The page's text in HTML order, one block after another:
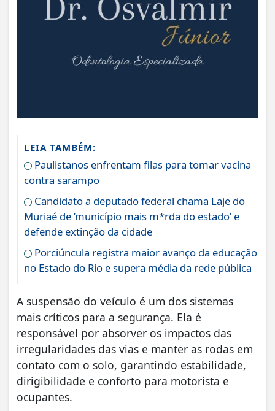
LEIA TAMBÉM:
Paulistanos enfrentam filas para tomar vacina
contra sarampo
Candidato a deputado federal chama Laje do
Muriaé de ‘município mais m*rda do estado’ e
defende extinção da cidade
Porciúncula registra maior avanço da educação
no Estado do Rio e supera média da rede pública
A suspensão do veículo é um dos sistemas
mais críticos para a segurança. Ela é
responsável por absorver os impactos das
irregularidades das vias e manter as rodas em
contato com o solo, garantindo estabilidade,
dirigibilidade e conforto para motorista e
ocupantes.